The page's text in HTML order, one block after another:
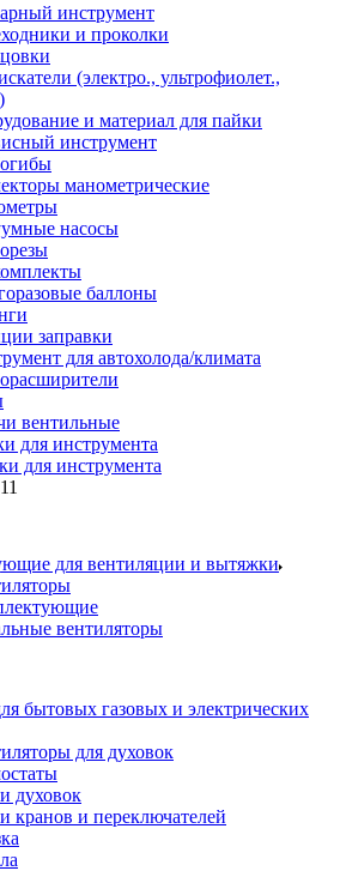
инструмент
и проколки
(электро., ультрофиолет.,
и материал для пайки
инструмент
манометрические
насосы
баллоны
заправки
для автохолода/климата
вентильные
для инструмента
для инструмента
для вентиляции и вытяжки
вентиляторы
бытовых газовых и электрических
для духовок
духовок
кранов и переключателей